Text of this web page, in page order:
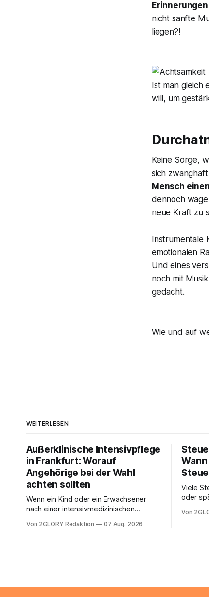
nicht sanfte
liegen?!
Ist man gleich
will, um
Keine Sorge,
sich
Mensch
dennoch
neue Kraft zu
Instrumentale
emotionalen
Und eines
noch mit
gedacht.
Wie und auf
WEITERLESEN
Außerklinische Intensivpflege
in Frankfurt: Worauf
Angehörige bei der Wahl
achten sollten
Wenn ein Kind oder ein Erwachsener
nach einer intensivmedizinischen
oder eine engmaschige pflegerische
Intensivpflege bietet genau diese
Von 2GLORY Redaktion 07 Aug. 2026
Viele
oder
sich
zahlt
Von